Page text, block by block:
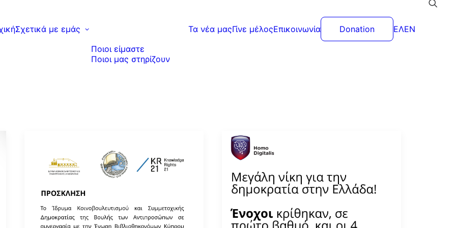
Σχετικά με εμάς
Ποιοι είμαστε
Ποιοι μας στηρίζουν
Τα νέα μαςΓίνε μέλοςΕπικοινωνία Donation ΕΛEN